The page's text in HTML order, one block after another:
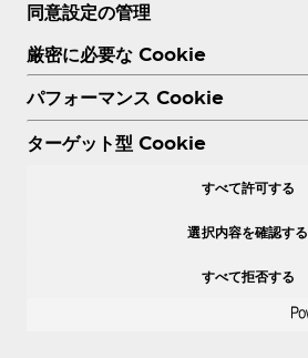
同意設定の管理
厳密に必要な Cookie
パフォーマンス Cookie
ターゲット型 Cookie
すべて許可する
すべて拒否する
選択内容を確認する